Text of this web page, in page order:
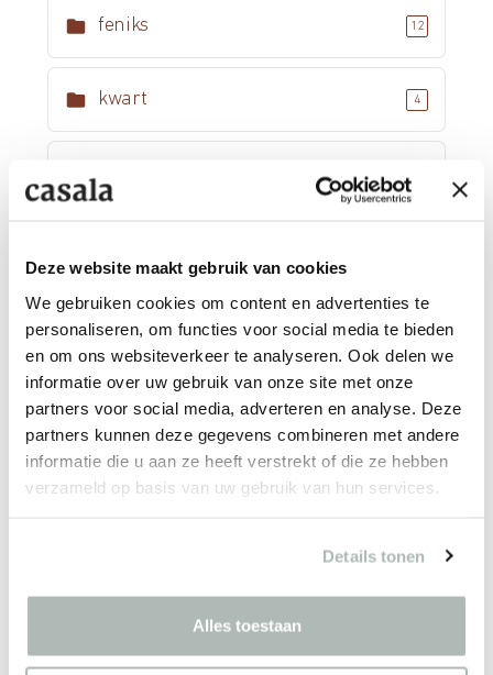
Deze website maakt gebruik van cookies
We gebruiken cookies om content en advertenties te
personaliseren, om functies voor social media te bieden
en om ons websiteverkeer te analyseren. Ook delen we
informatie over uw gebruik van onze site met onze
partners voor social media, adverteren en analyse. Deze
partners kunnen deze gegevens combineren met andere
informatie die u aan ze heeft verstrekt of die ze hebben
verzameld op basis van uw gebruik van hun services.
Details tonen
Alles toestaan
feniks 12
kwart 4
4
lynx
metro 4